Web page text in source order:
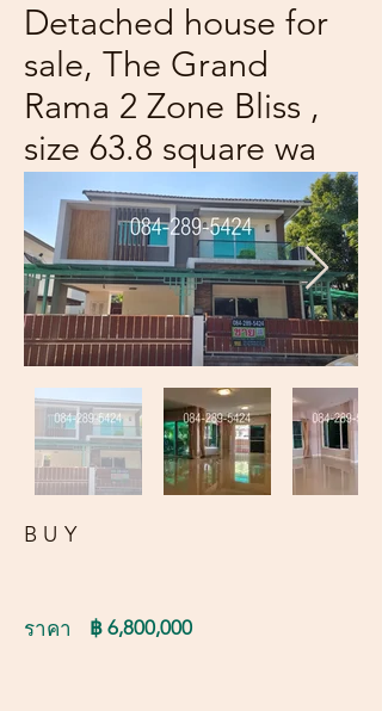
Detached house for
sale, The Grand
Rama 2 Zone Bliss ,
size 63.8 square wa
BUY
ราคา ฿ 6,800,000